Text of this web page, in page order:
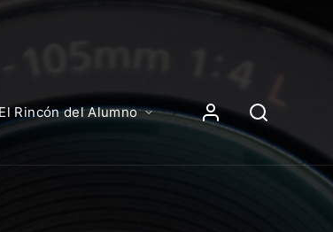
Rincón del Alumno
Contenidos,
Sesión
debes introducir el mismo usuario y contraseña